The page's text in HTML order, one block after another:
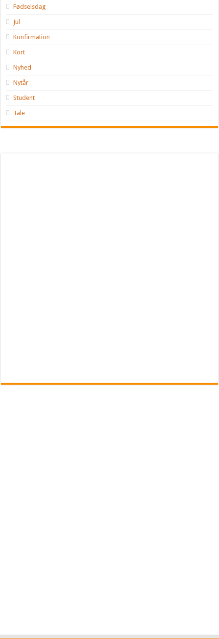
Fødselsdag
Jul
Konfirmation
Kort
Nyhed
Nytår
Student
Tale